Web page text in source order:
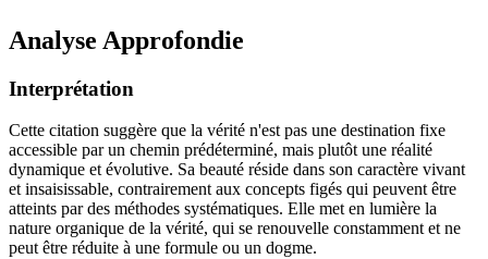
Analyse Approfondie
Interprétation
Cette citation suggère que la vérité n'est pas une destination fixe
accessible par un chemin prédéterminé, mais plutôt une réalité
dynamique et évolutive. Sa beauté réside dans son caractère vivant
et insaisissable, contrairement aux concepts figés qui peuvent être
atteints par des méthodes systématiques. Elle met en lumière la
nature organique de la vérité, qui se renouvelle constamment et ne
peut être réduite à une formule ou un dogme.